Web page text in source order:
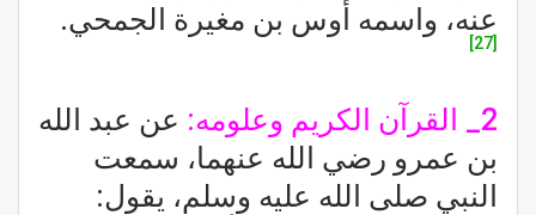
عنه، واسمه أوس بن مغيرة الجمحي.
[27]
2_ القرآن الكريم وعلومه:
عن عبد الله
بن عمرو رضي الله عنهما، سمعت
النبي صلى الله عليه وسلم، يقول: